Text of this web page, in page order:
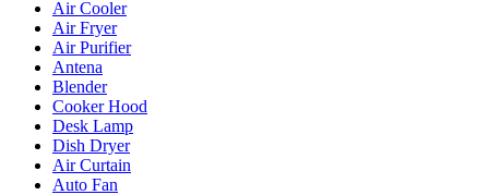
Air Cooler
Air Fryer
Air Purifier
Antena
Blender
Cooker Hood
Desk Lamp
Dish Dryer
Air Curtain
Auto Fan